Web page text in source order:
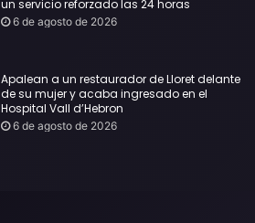
un servicio reforzado las 24 horas
6 de agosto de 2026
Apalean a un restaurador de Lloret delante
de su mujer y acaba ingresado en el
Hospital Vall d’Hebron
6 de agosto de 2026